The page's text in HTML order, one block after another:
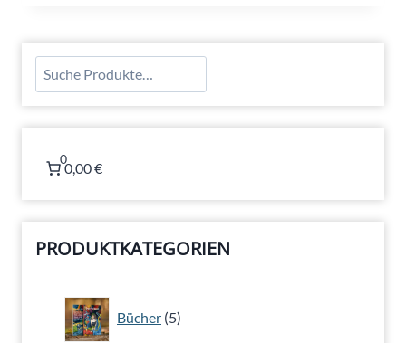
Suchen
0
0,00 €
PRODUKTKATEGORIEN
Bücher 5
Produkte